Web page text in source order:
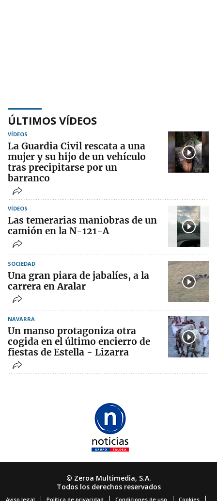
ÚLTIMOS VÍDEOS
VÍDEOS
La Guardia Civil rescata a una
mujer y su hijo de un vehículo
tras precipitarse por un
barranco
VÍDEOS
Las temerarias maniobras de un
camión en la N-121-A
SOCIEDAD
Una gran piara de jabalíes, a la
carrera en Aralar
NAVARRA
Un manso protagoniza otra
cogida en el último encierro de
fiestas de Estella - Lizarra
© Zeroa Multimedia, S.A.
Todos los derechos reservados
Aviso legal Política de privacidad Condiciones de uso Cookies